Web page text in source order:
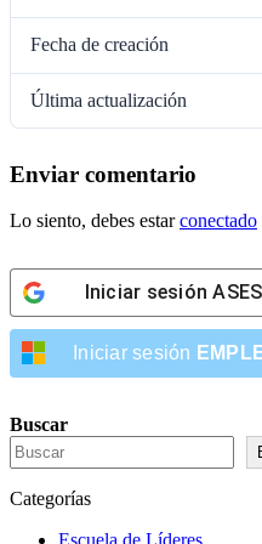
Fecha de creación
Última actualización
Enviar comentario
Lo siento, debes estarconectado
Iniciar sesión
Iniciar sesión
Buscar
Categorías